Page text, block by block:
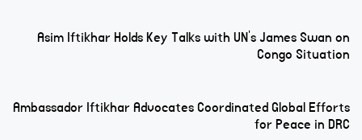
Asim Iftikhar Holds Key Talks with UN’s James Swan on
Congo Situation
Ambassador Iftikhar Advocates Coordinated Global Efforts
for Peace in DRC